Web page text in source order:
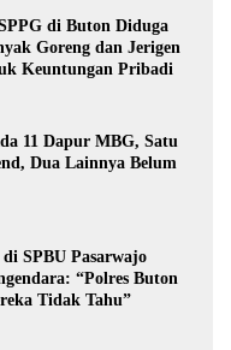
di Buton Diduga
Goreng dan Jerigen
Keuntungan Pribadi
11 Dapur MBG, Satu
Dua Lainnya Belum
SPBU Pasarwajo
“Polres Buton
Tidak Tahu”